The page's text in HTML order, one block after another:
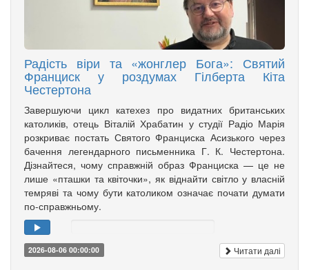
Радість віри та «жонглер Бога»: Святий
Франциск у роздумах Гілберта Кіта
Честертона
Завершуючи цикл катехез про видатних британських
католиків, отець Віталій Храбатин у студії Радіо Марія
розкриває постать Святого Франциска Асизького через
бачення легендарного письменника Г. К. Честертона.
Дізнайтеся, чому справжній образ Франциска — це не
лише «пташки та квіточки», як віднайти світло у власній
темряві та чому бути католиком означає почати думати
по-справжньому.
2026-08-06 00:00:00 Читати далі